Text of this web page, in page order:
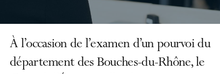
À l’occasion de l’examen d’un pourvoi du
département des Bouches-du-Rhône, le